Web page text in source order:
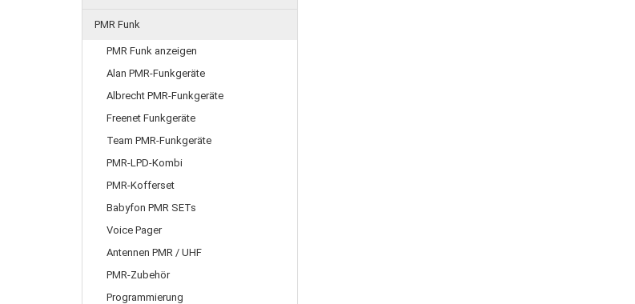
PMR Funk
PMR Funk anzeigen
Alan PMR-Funkgeräte
Albrecht PMR-Funkgeräte
Freenet Funkgeräte
Team PMR-Funkgeräte
PMR-LPD-Kombi
PMR-Kofferset
Babyfon PMR SETs
Voice Pager
Antennen PMR / UHF
PMR-Zubehör
Programmierung